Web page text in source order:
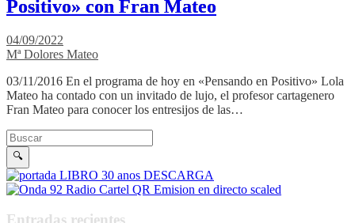
Positivo» con Fran Mateo
04/09/2022
Mª Dolores Mateo
03/11/2016 En el programa de hoy en «Pensando en Positivo» Lola
Mateo ha contado con un invitado de lujo, el profesor cartagenero
Fran Mateo para conocer los entresijos de las…
Buscar en la web
Buscar
🔍
Entradas recientes